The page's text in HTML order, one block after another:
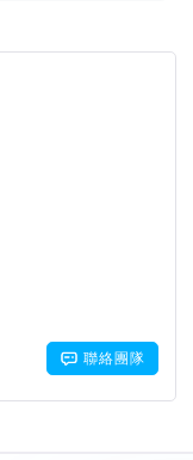
聯絡團隊